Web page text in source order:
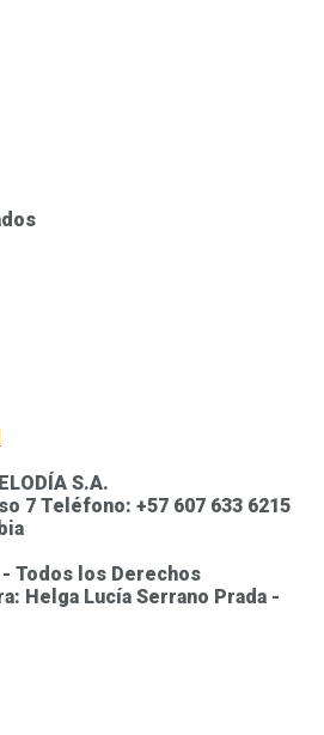
S.A.
7 Teléfono: +57 607 633 6215
- Todos los Derechos
Helga Lucía Serrano Prada -